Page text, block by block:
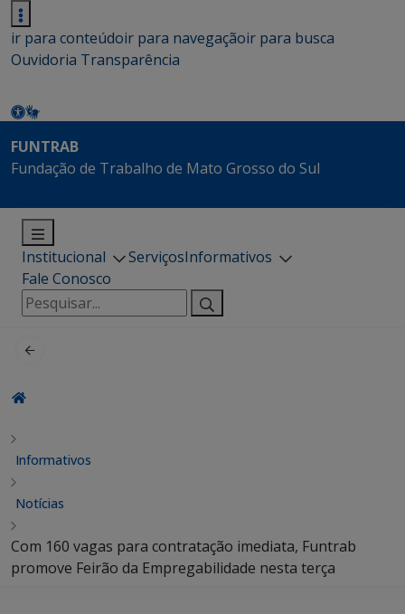
ir para conteúdoir para navegaçãoir para busca
Ouvidoria Transparência
FUNTRAB
Fundação de Trabalho de Mato Grosso do Sul
Institucional ServiçosInformativos
Fale Conosco
Pesquisar
por:
Informativos
Notícias
Com 160 vagas para contratação imediata, Funtrab
promove Feirão da Empregabilidade nesta terça